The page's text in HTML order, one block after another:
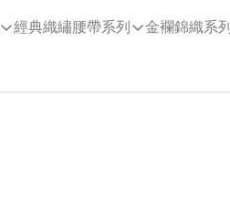
經典織繡腰帶系列 金襴錦織系列